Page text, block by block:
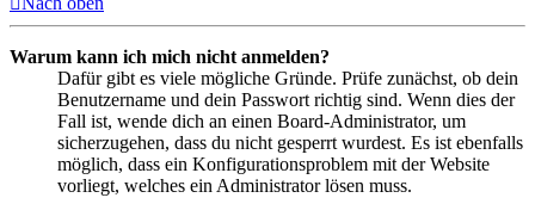
Warum kann ich mich nicht anmelden?
Dafür gibt es viele mögliche Gründe. Prüfe zunächst, ob dein
Benutzername und dein Passwort richtig sind. Wenn dies der
Fall ist, wende dich an einen Board-Administrator, um
sicherzugehen, dass du nicht gesperrt wurdest. Es ist ebenfalls
möglich, dass ein Konfigurationsproblem mit der Website
vorliegt, welches ein Administrator lösen muss.